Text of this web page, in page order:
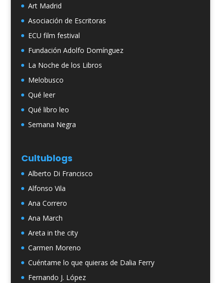
Art Madrid
Asociación de Escritoras
ECU film festival
Fundación Adolfo Domínguez
La Noche de los Libros
Melobusco
Qué leer
Qué libro leo
Semana Negra
Cultublogs
Alberto Di Francisco
Alfonso Vila
Ana Correro
Ana March
Areta in the city
Carmen Moreno
Cuéntame lo que quieras de Dalia Ferry
Fernando J. López